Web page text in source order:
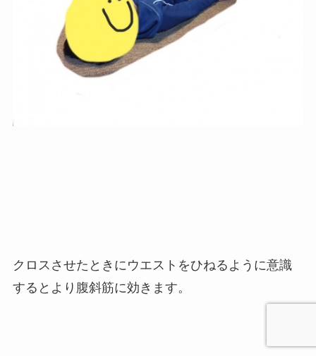
クロスさせたときにウエストをひねるように意識
するとより腹斜筋に効きます。